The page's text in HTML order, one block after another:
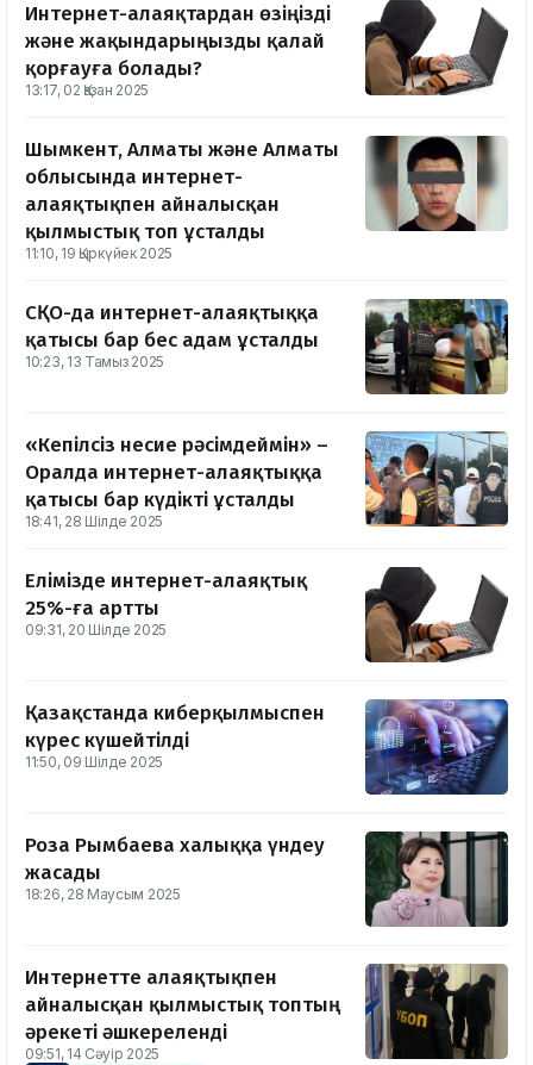
Интернет-алаяқтардан өзіңізді
және жақындарыңызды қалай
қорғауға болады?
13:17, 02 Қазан 2025
Шымкент, Алматы және Алматы
облысында интернет-
алаяқтықпен айналысқан
қылмыстық топ ұсталды
11:10, 19 Қыркүйек 2025
СҚО-да интернет-алаяқтыққа
қатысы бар бес адам ұсталды
10:23, 13 Тамыз 2025
«Кепілсіз несие рәсімдеймін» –
Оралда интернет-алаяқтыққа
қатысы бар күдікті ұсталды
18:41, 28 Шілде 2025
Елімізде интернет-алаяқтық
25%-ға артты
09:31, 20 Шілде 2025
Қазақстанда киберқылмыспен
күрес күшейтілді
11:50, 09 Шілде 2025
Роза Рымбаева халыққа үндеу
жасады
18:26, 28 Маусым 2025
Интернетте алаяқтықпен
айналысқан қылмыстық топтың
әрекеті әшкереленді
09:51, 14 Сәуір 2025